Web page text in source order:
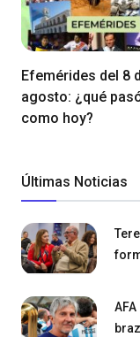
Efemérides del 8
agosto: ¿qué
como hoy?
Últimas Noticias